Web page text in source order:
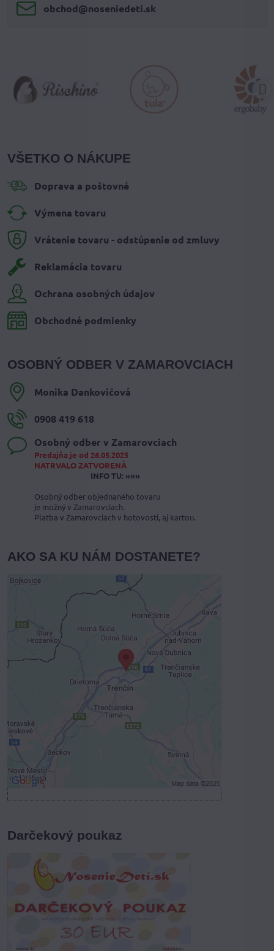
obchod​@noseniedeti​.sk
VŠETKO O NÁKUPE
Doprava a poštovné
Výmena tovaru
Vrátenie tovaru - odstúpenie od zmluvy
Reklamácia tovaru
Ochrana osobných údajov
Obchodné podmienky
OSOBNÝ ODBER V ZAMAROVCIACH
Monika Dankovičová
0908 419 618
Osobný odber v Zamarovciach
Predajňa je od 26.05.2025
NATRVALO ZATVORENÁ
INFO TU: »»»
Osobný odber objednaného tovaru
je možný v Zamarovciach.
Platba v Zamarovciach v hotovosti, aj kartou.
AKO SA KU NÁM DOSTANETE?
Externý obsah je blokovaný
Voľbami súkromia
Prajete si načítať externý obsah?
Povoliť tentokrát
Povoliť a zapamätať - súhlas s druhom
cookie: Funkčné
Darčekový poukaz